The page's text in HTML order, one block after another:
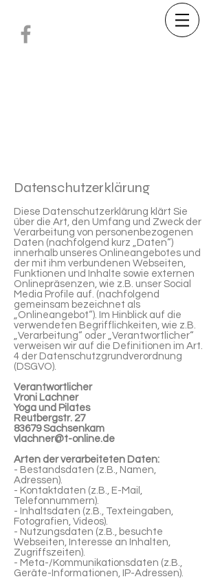
Datenschutzerklärung
Diese Datenschutzerklärung klärt Sie
über die Art, den Umfang und Zweck der
Verarbeitung von personenbezogenen
Daten (nachfolgend kurz „Daten“)
innerhalb unseres Onlineangebotes und
der mit ihm verbundenen Webseiten,
Funktionen und Inhalte sowie externen
Onlinepräsenzen, wie z.B. unser Social
Media Profile auf. (nachfolgend
gemeinsam bezeichnet als
„Onlineangebot“). Im Hinblick auf die
verwendeten Begrifflichkeiten, wie z.B.
„Verarbeitung“ oder „Verantwortlicher“
verweisen wir auf die Definitionen im Art.
4 der Datenschutzgrundverordnung
(DSGVO).
Verantwortlicher
Vroni Lachner
Yoga und Pilates
Reutbergstr. 27
83679 Sachsenkam
vlachner@t-online.de
Arten der verarbeiteten Daten:
- Bestandsdaten (z.B., Namen,
Adressen).
- Kontaktdaten (z.B., E-Mail,
Telefonnummern).
- Inhaltsdaten (z.B., Texteingaben,
Fotografien, Videos).
- Nutzungsdaten (z.B., besuchte
Webseiten, Interesse an Inhalten,
Zugriffszeiten).
- Meta-/Kommunikationsdaten (z.B.,
Geräte-Informationen, IP-Adressen).